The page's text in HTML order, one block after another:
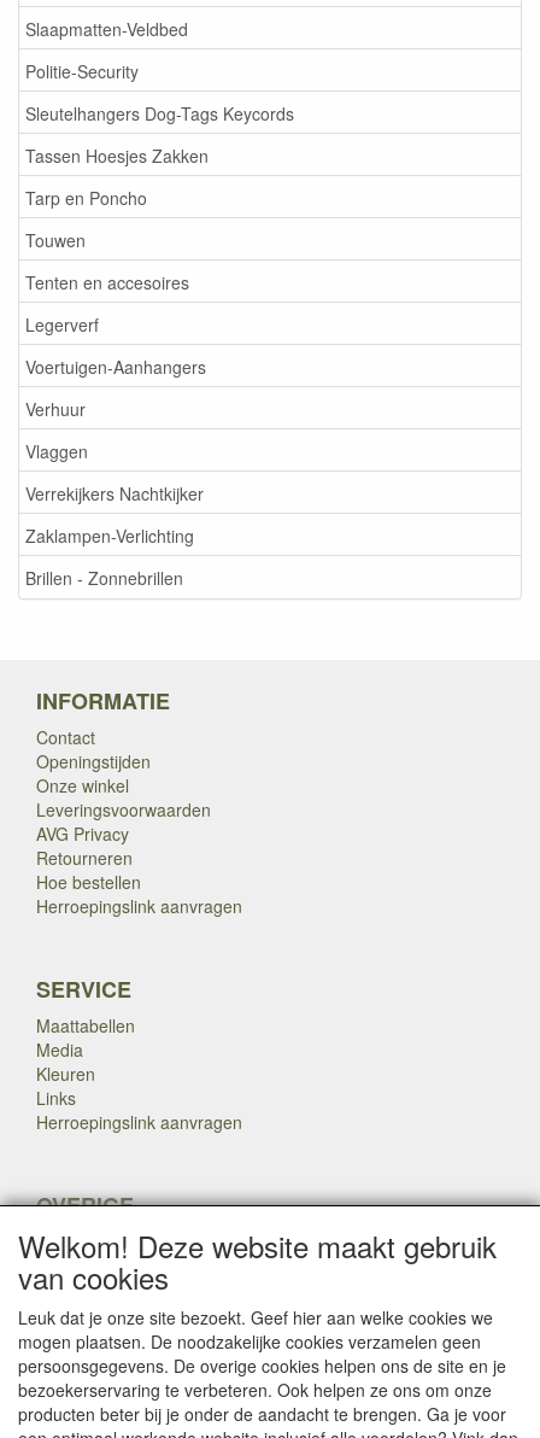
Slaapmatten-Veldbed
Politie-Security
Sleutelhangers Dog-Tags Keycords
Tassen Hoesjes Zakken
Tarp en Poncho
Touwen
Tenten en accesoires
Legerverf
Voertuigen-Aanhangers
Verhuur
Vlaggen
Verrekijkers Nachtkijker
Zaklampen-Verlichting
Brillen - Zonnebrillen
INFORMATIE
Contact
Openingstijden
Onze winkel
Leveringsvoorwaarden
AVG Privacy
Retourneren
Hoe bestellen
Herroepingslink aanvragen
SERVICE
Maattabellen
Media
Kleuren
Links
Herroepingslink aanvragen
OVERIGE
Veteranen
Nieuws
Inkoop
Herroepingslink aanvragen
Copyright Dump Company2009-2025 Webmaster: Dump
Company
Welkom! Deze website maakt gebruik
van cookies
Leuk dat je onze site bezoekt. Geef hier aan welke cookies we
mogen plaatsen. De noodzakelijke cookies verzamelen geen
persoonsgegevens. De overige cookies helpen ons de site en je
bezoekerservaring te verbeteren. Ook helpen ze ons om onze
producten beter bij je onder de aandacht te brengen. Ga je voor